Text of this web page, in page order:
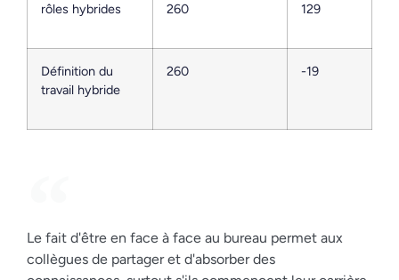
rôles hybrides 260 129
Définition du
travail hybride
260 -19
Le fait d'être en face à face au bureau permet aux
collègues de partager et d'absorber des